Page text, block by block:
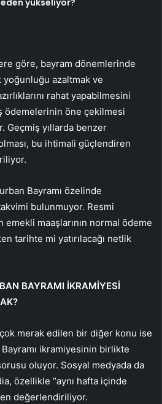
yükseliyor?
göre, bayram dönemlerinde
azaltmak ve
rahat yapabilmesini
ödemelerinin öne çekilmesi
Geçmiş yıllarda benzer
bu ihtimali güçlendiren
Bayramı özelinde
bulunmuyor. Resmi
emekli maaşlarının normal ödeme
tarihte mi yatırılacağı netlik
BAYRAMI İKRAMİYESİ
merak edilen bir diğer konu ise
ikramiyesinin birlikte
oluyor. Sosyal medyada da
özellikle “aynı hafta içinde
değerlendiriliyor.